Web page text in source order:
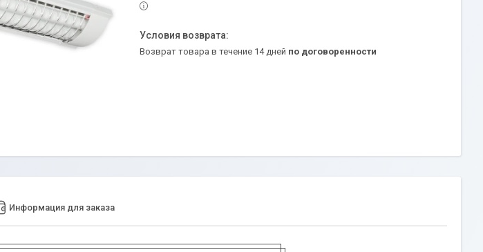
возврат товара в течение 14 дней по договоренности
Информация для заказа